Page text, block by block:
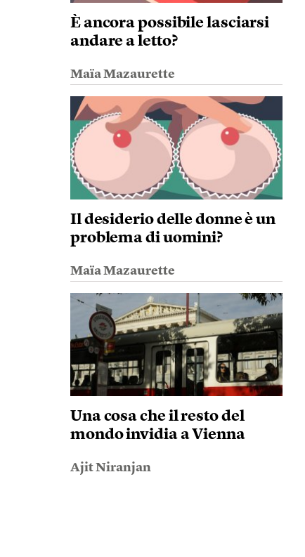
È ancora possibile lasciarsi
andare a letto?
Maïa Mazaurette
Il desiderio delle donne è un
problema di uomini?
Maïa Mazaurette
Una cosa che il resto del
mondo invidia a Vienna
Ajit Niranjan